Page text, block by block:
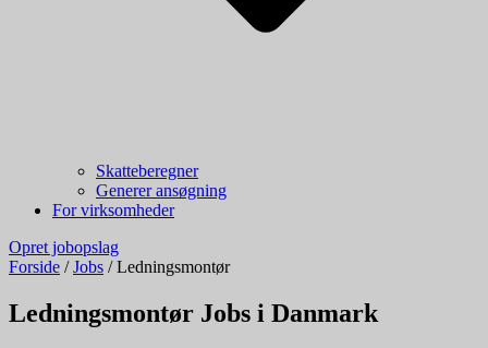
Skatteberegner
Generer ansøgning
For virksomheder
Opret jobopslag
Forside / Jobs / Ledningsmontør
Ledningsmontør Jobs i Danmark